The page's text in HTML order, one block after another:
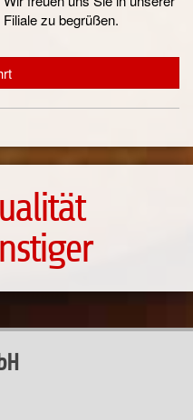
Filiale zu begrüßen.